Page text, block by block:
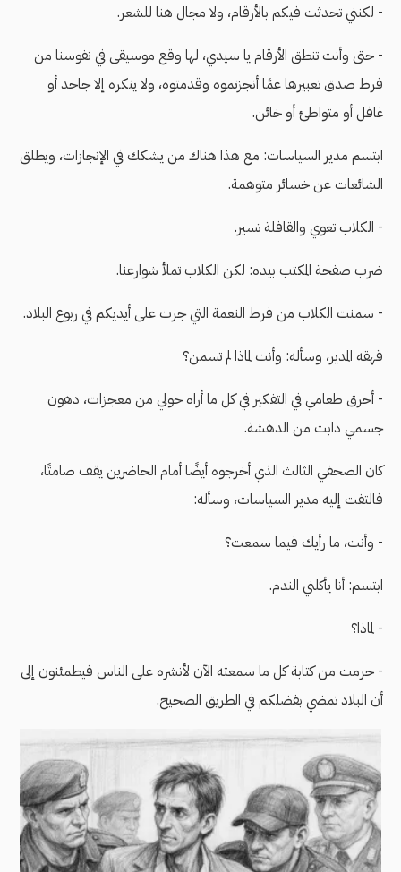
- لكنني تحدثت فيكم بالأرقام، ولا مجال هنا للشعر.
- حتى وأنت تنطق الأرقام يا سيدي، لها وقع موسيقى في نفوسنا من
فرط صدق تعبيرها عمَّا أنجزتموه وقدمتوه، ولا ينكره إلا جاحد أو
غافل أو متواطئ أو خائن.
ابتسم مدير السياسات: مع هذا هناك من يشكك في الإنجازات، ويطلق
الشائعات عن خسائر متوهمة.
- الكلاب تعوي والقافلة تسير.
ضرب صفحة المكتب بيده: لكن الكلاب تملأ شوارعنا.
- سمنت الكلاب من فرط النعمة التي جرت على أيديكم في ربوع البلاد.
قهقه المدير، وسأله: وأنت لماذا لم تسمن؟
- أحرق طعامي في التفكير في كل ما أراه حولي من معجزات، دهون
جسمي ذابت من الدهشة.
كان الصحفي الثالث الذي أخرجوه أيضًا أمام الحاضرين يقف صامتًا،
فالتفت إليه مدير السياسات، وسأله:
- وأنت، ما رأيك فيما سمعت؟
ابتسم: أنا يأكلني الندم.
- لماذا؟
- حرمت من كتابة كل ما سمعته الآن لأنشره على الناس فيطمئنون إلى
أن البلاد تمضي بفضلكم في الطريق الصحيح.